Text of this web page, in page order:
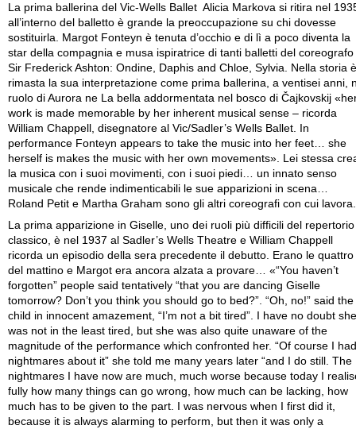
La prima ballerina del Vic-Wells Ballet Alicia Markova si ritira nel
all’interno del balletto è grande la preoccupazione su chi dovesse
sostituirla. Margot Fonteyn è tenuta d’occhio e di lì a poco diventa la
star della compagnia e musa ispiratrice di tanti balletti del coreografo
Sir Frederick Ashton: Ondine, Daphis and Chloe, Sylvia. Nella storia è
rimasta la sua interpretazione come prima ballerina, a ventisei anni,
ruolo di Aurora ne La bella addormentata nel bosco di Čajkovskij
work is made memorable by her inherent musical sense – ricorda
William Chappell, disegnatore al Vic/Sadler’s Wells Ballet. In
performance Fonteyn appears to take the music into her feet… she
herself is makes the music with her own movements». Lei stessa
la musica con i suoi movimenti, con i suoi piedi… un innato senso
musicale che rende indimenticabili le sue apparizioni in scena…
Roland Petit e Martha Graham sono gli altri coreografi con cui lavora.
La prima apparizione in Giselle, uno dei ruoli più difficili del repertorio
classico, è nel 1937 al Sadler’s Wells Theatre e William Chappell
ricorda un episodio della sera precedente il debutto. Erano le quattro
del mattino e Margot era ancora alzata a provare… «“You haven’t
forgotten” people said tentatively “that you are dancing Giselle
tomorrow? Don’t you think you should go to bed?”. “Oh, no!” said the
child in innocent amazement, “I’m not a bit tired”. I have no doubt she
was not in the least tired, but she was also quite unaware of the
magnitude of the performance which confronted her. “Of course I had
nightmares about it” she told me many years later “and I do still. The
nightmares I have now are much, much worse because today I
fully how many things can go wrong, how much can be lacking, how
much has to be given to the part. I was nervous when I first did it,
because it is always alarming to perform, but then it was only a